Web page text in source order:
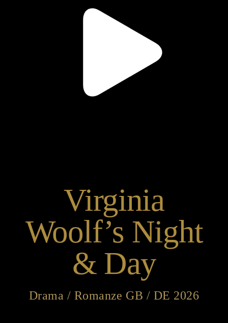
Virginia
Woolf’s Night
& Day
Drama / Romanze GB / DE 2026